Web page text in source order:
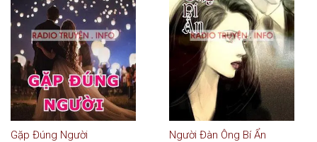
Gặp Đúng Người Người Đàn Ông Bí Ẩn